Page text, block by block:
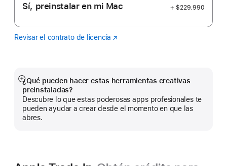
Sí, preinstalar en mi Mac + $229.990
Revisar el contrato de licencia Logic
(Se
ventana
¿Qué pueden hacer estas herramientas creativas
preinstaladas?
Descubre lo que estas poderosas apps profesionales te
pueden ayudar a crear desde el momento en que las
abres.
Mostrar
más